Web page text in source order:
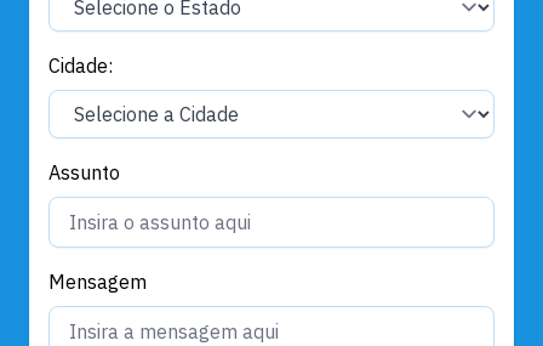
Cidade:
Assunto
Mensagem